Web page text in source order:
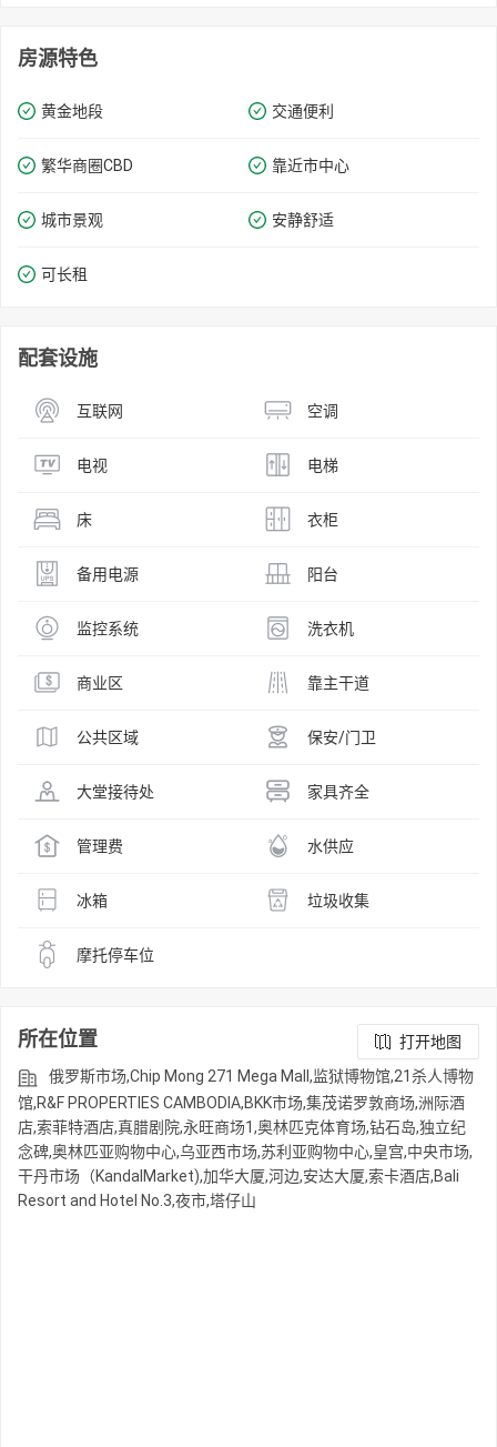
房源特色
黄金地段 交通便利
繁华商圈​​CBD 靠近市中心
城市景观 安静舒适
可长租
配套设施
互联网 空调
电视 电梯
床 衣柜
备用电源 阳台
监控系统 洗衣机
商业区 靠主干道
公共区域 保安/门卫
大堂接待处 家具齐全
管理费 水供应
冰箱 垃圾收集
摩托停车位
所在位置
打开地图
俄罗斯市场,Chip Mong 271 Mega Mall,监狱博物馆,21杀人博物
馆,R&F PROPERTIES CAMBODIA,BKK市场,集茂诺罗敦商场,洲际酒
店,索菲特酒店,真腊剧院,永旺商场1,奥林匹克体育场,钻石岛,独立纪
念碑,奥林匹亚购物中心,乌亚西市场,苏利亚购物中心,皇宫,中央市场,
干丹市场（KandalMarket),加华大厦,河边,安达大厦,索卡酒店,Bali
Resort and Hotel No.3,夜市,塔仔山